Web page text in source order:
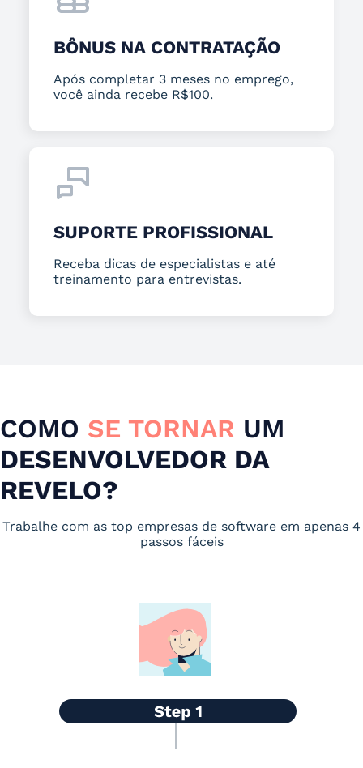
BÔNUS NA CONTRATAÇÃO
Após completar 3 meses no emprego,
você ainda recebe R$100.
SUPORTE PROFISSIONAL
Receba dicas de especialistas e até
treinamento para entrevistas.
COMO SE TORNAR UM
DESENVOLVEDOR DA
REVELO?
Trabalhe com as top empresas de software em apenas 4
passos fáceis